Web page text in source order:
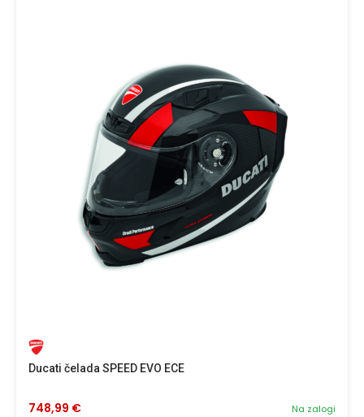
Ducati čelada SPEED EVO ECE
Na zalogi
748,99 €